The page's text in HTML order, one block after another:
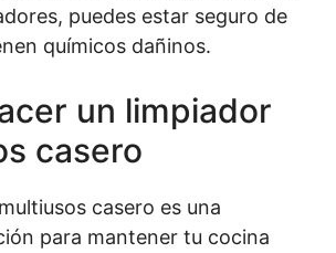
puedes estar seguro de
químicos dañinos.
un limpiador
casero
casero es una
para mantener tu cocina